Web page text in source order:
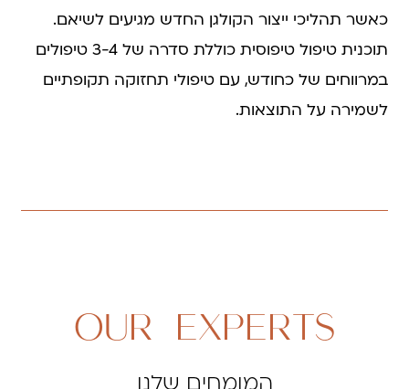
כאשר תהליכי ייצור הקולגן החדש מגיעים לשיאם.
תוכנית טיפול טיפוסית כוללת סדרה של 3-4 טיפולים
במרווחים של כחודש, עם טיפולי תחזוקה תקופתיים
לשמירה על התוצאות.
OUR EXPERTS
המומחים שלנו